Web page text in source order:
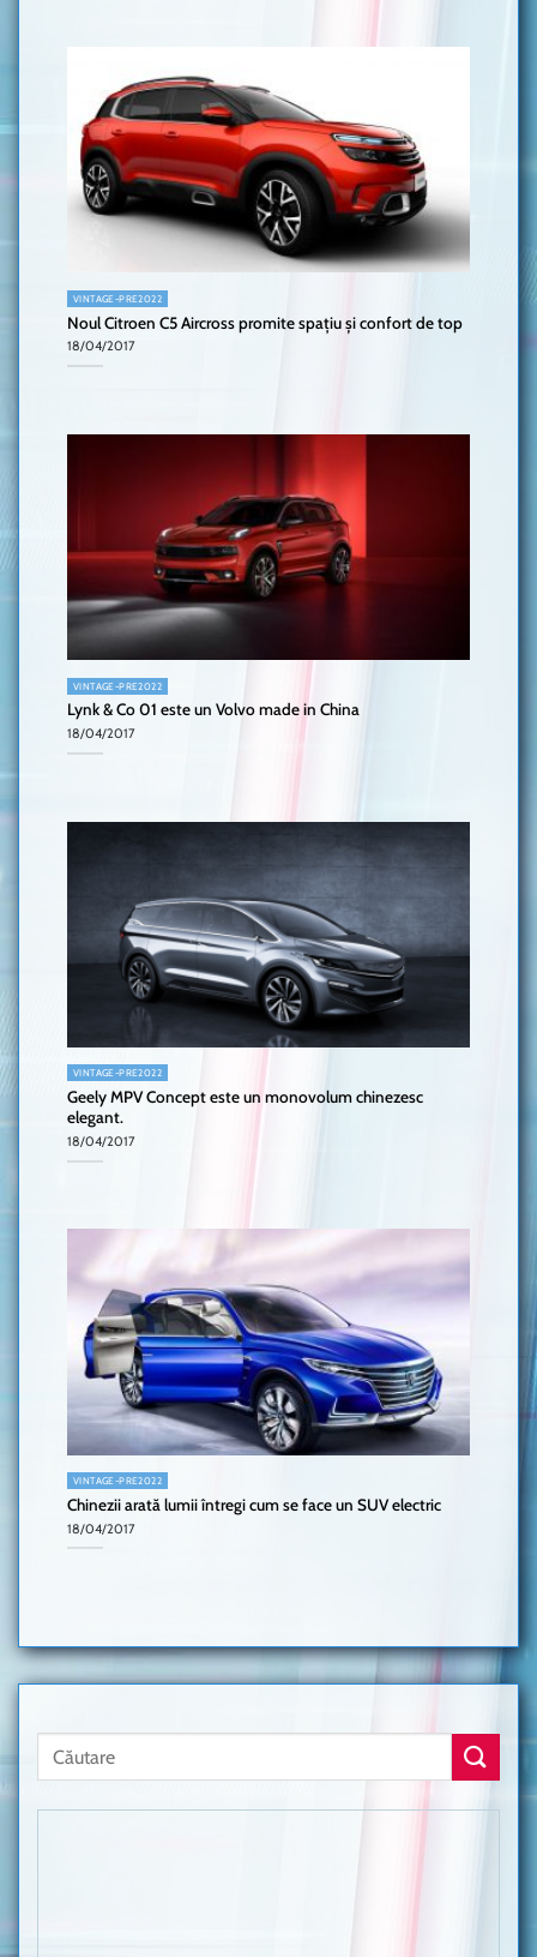
VINTAGE-PRE2022
Noul Citroen C5 Aircross promite spațiu și confort de top
18/04/2017
VINTAGE-PRE2022
Lynk & Co 01 este un Volvo made in China
18/04/2017
VINTAGE-PRE2022
Geely MPV Concept este un monovolum chinezesc
elegant.
18/04/2017
VINTAGE-PRE2022
Chinezii arată lumii întregi cum se face un SUV electric
18/04/2017